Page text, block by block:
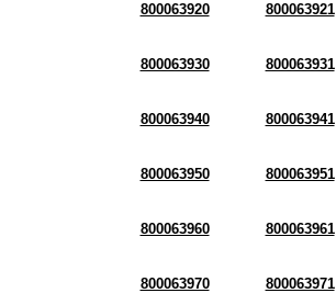
800063920 800063921
800063930 800063931
800063940 800063941
800063950 800063951
800063960 800063961
800063970 800063971